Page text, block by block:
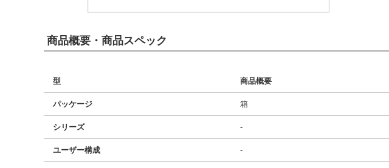
商品概要・商品スペック
型 商品概要
パッケージ 箱
シリーズ -
ユーザー構成 -